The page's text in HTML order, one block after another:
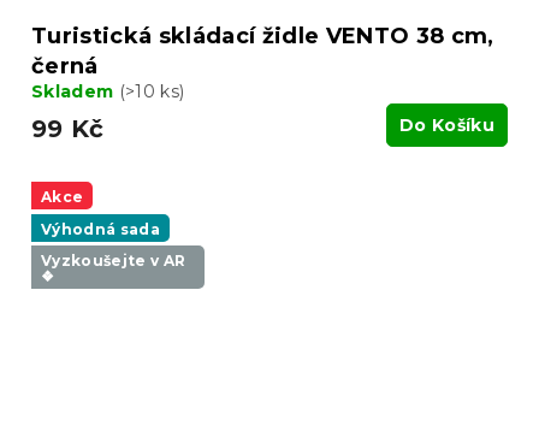
Turistická skládací židle VENTO 38 cm,
černá
Skladem (>10 ks)
99 Kč Do Košíku
Akce
Výhodná sada
Vyzkoušejte v AR
❖